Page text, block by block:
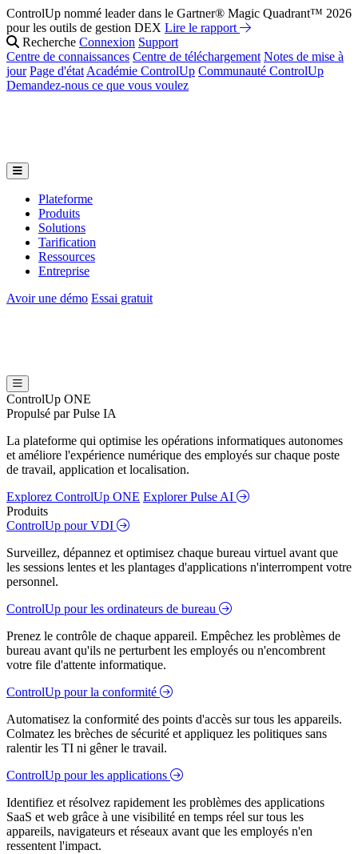
ControlUp nommé leader dans le Gartner® Magic Quadrant™ 2026
pour les outils de gestion DEX Lire le rapport
Recherche Connexion Support
Centre de connaissances Centre de téléchargement Notes de mise à
jour Page d'état Académie ControlUp Communauté ControlUp
Demandez-nous ce que vous voulez
Plateforme
Produits
Solutions
Tarification
Ressources
Entreprise
Avoir une démo Essai gratuit
ControlUp ONE
Propulsé par Pulse IA
La plateforme qui optimise les opérations informatiques autonomes
et améliore l'expérience numérique des employés sur chaque poste
de travail, application et localisation.
Explorez ControlUp ONE Explorer Pulse AI
Produits
ControlUp pour VDI
Surveillez, dépannez et optimisez chaque bureau virtuel avant que
les sessions lentes et les plantages d'applications n'interrompent votre
personnel.
ControlUp pour les ordinateurs de bureau
Prenez le contrôle de chaque appareil. Empêchez les problèmes de
bureau avant qu'ils ne perturbent les employés ou n'encombrent
votre file d'attente informatique.
ControlUp pour la conformité
Automatisez la conformité des points d'accès sur tous les appareils.
Colmatez les brèches de sécurité et appliquez les politiques sans
ralentir les TI ni gêner le travail.
ControlUp pour les applications
Identifiez et résolvez rapidement les problèmes des applications
SaaS et web grâce à une visibilité en temps réel sur tous les
appareils, navigateurs et réseaux avant que les employés n'en
ressentent l'impact.